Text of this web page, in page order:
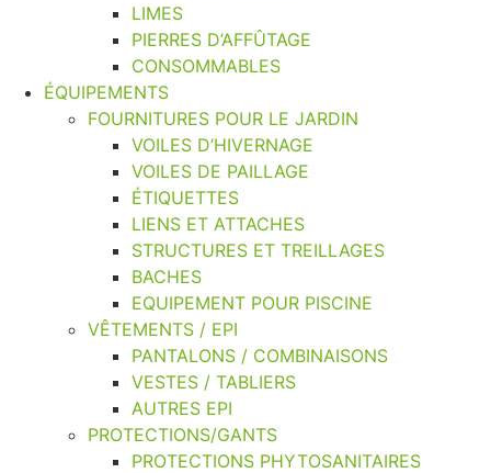
LIMES
PIERRES D’AFFÛTAGE
CONSOMMABLES
ÉQUIPEMENTS
FOURNITURES POUR LE JARDIN
VOILES D’HIVERNAGE
VOILES DE PAILLAGE
ÉTIQUETTES
LIENS ET ATTACHES
STRUCTURES ET TREILLAGES
BACHES
EQUIPEMENT POUR PISCINE
VÊTEMENTS / EPI
PANTALONS / COMBINAISONS
VESTES / TABLIERS
AUTRES EPI
PROTECTIONS/GANTS
PROTECTIONS PHYTOSANITAIRES